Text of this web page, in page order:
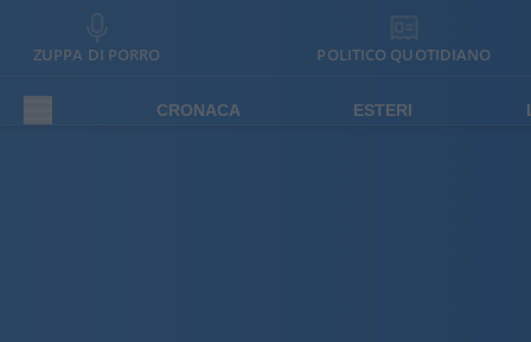
ZUPPA DI PORRO POLITICO QUOTIDIANO
CRONACA ESTERI